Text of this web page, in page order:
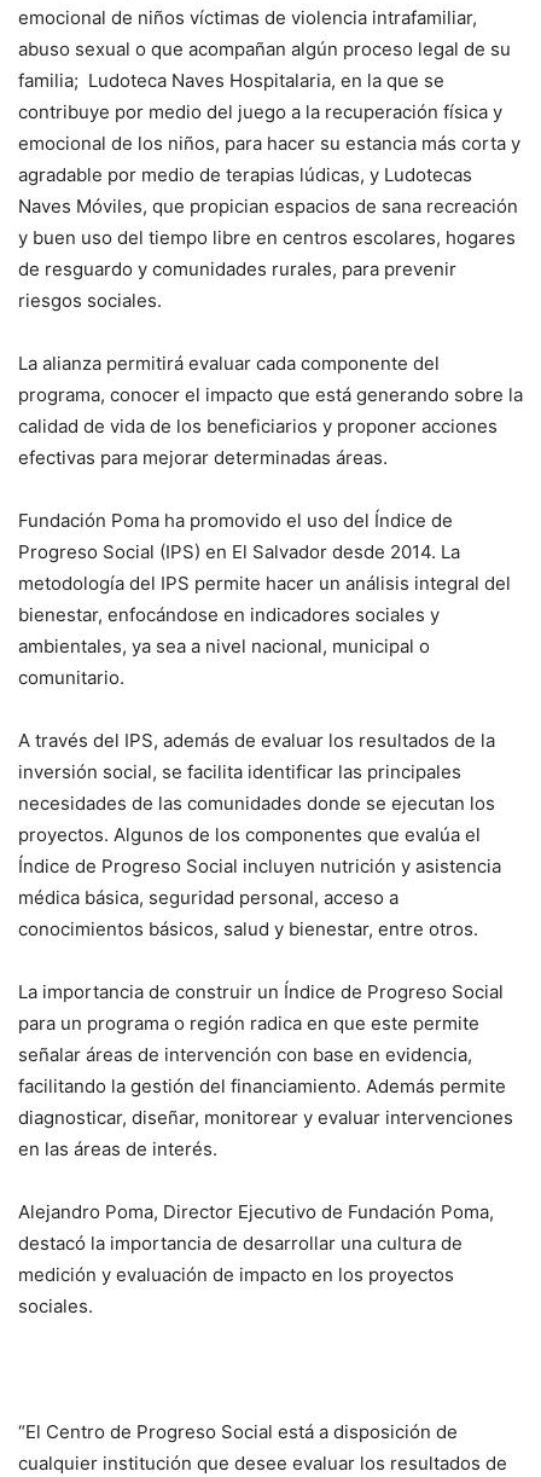
emocional de niños víctimas de violencia intrafamiliar,
abuso sexual o que acompañan algún proceso legal de su
familia; Ludoteca Naves Hospitalaria, en la que se
contribuye por medio del juego a la recuperación física y
emocional de los niños, para hacer su estancia más corta y
agradable por medio de terapias lúdicas, y Ludotecas
Naves Móviles, que propician espacios de sana recreación
y buen uso del tiempo libre en centros escolares, hogares
de resguardo y comunidades rurales, para prevenir
riesgos sociales.
La alianza permitirá evaluar cada componente del
programa, conocer el impacto que está generando sobre la
calidad de vida de los beneficiarios y proponer acciones
efectivas para mejorar determinadas áreas.
Fundación Poma ha promovido el uso del Índice de
Progreso Social (IPS) en El Salvador desde 2014. La
metodología del IPS permite hacer un análisis integral del
bienestar, enfocándose en indicadores sociales y
ambientales, ya sea a nivel nacional, municipal o
comunitario.
A través del IPS, además de evaluar los resultados de la
inversión social, se facilita identificar las principales
necesidades de las comunidades donde se ejecutan los
proyectos. Algunos de los componentes que evalúa el
Índice de Progreso Social incluyen nutrición y asistencia
médica básica, seguridad personal, acceso a
conocimientos básicos, salud y bienestar, entre otros.
La importancia de construir un Índice de Progreso Social
para un programa o región radica en que este permite
señalar áreas de intervención con base en evidencia,
facilitando la gestión del financiamiento. Además permite
diagnosticar, diseñar, monitorear y evaluar intervenciones
en las áreas de interés.
Alejandro Poma, Director Ejecutivo de Fundación Poma,
destacó la importancia de desarrollar una cultura de
medición y evaluación de impacto en los proyectos
sociales.
“El Centro de Progreso Social está a disposición de
cualquier institución que desee evaluar los resultados de